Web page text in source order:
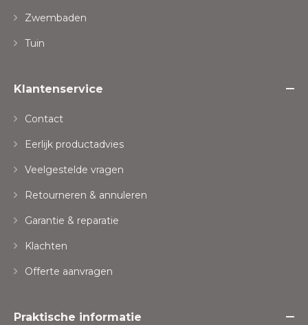
Zwembaden
Tuin
Klantenservice
Contact
Eerlijk productadvies
Veelgestelde vragen
Retourneren & annuleren
Garantie & reparatie
Klachten
Offerte aanvragen
Praktische informatie